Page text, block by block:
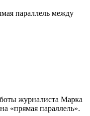
параллель между
журналиста Марка
«прямая параллель».